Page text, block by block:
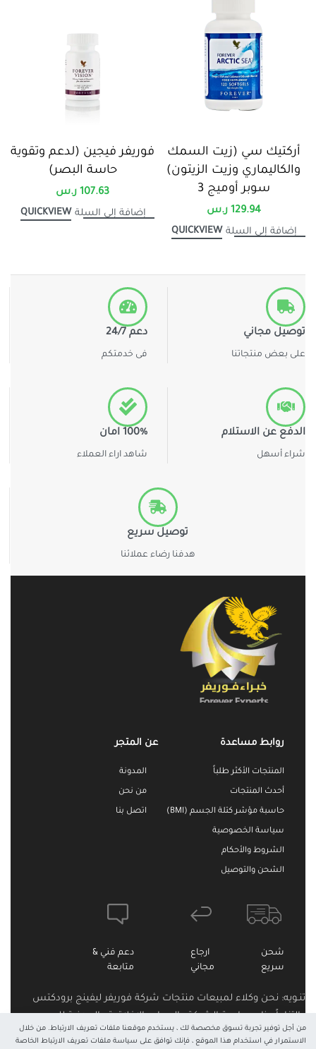
أركتيك سي (زيت السمك
والكاليماري وزيت الزيتون)
سوبر أوميج 3
129.94 ر.س
إضافة إلى السلة QUICKVIEW
فوريفر فيجين (لدعم وتقوية
حاسة البصر)
107.63 ر.س
إضافة إلى السلة QUICKVIEW
توصيل مجاني
على بعض منتجاتنا
دعم 24/7
فى خدمتكم
الدفع عن الاستلام
شراء أسهل
100% امان
شاهد اراء العملاء
توصيل سريع
هدفنا رضاء عملائنا
روابط مساعدة
المنتجات الأكثر طلباً
أحدث المنتجات
حاسبة مؤشر كتلة الجسم (BMI)
سياسة الخصوصية
الشروط والأحكام
الشحن والتوصيل
عن المتجر
المدونة
من نحن
اتصل بنا
شحن
سريع
ارجاع
مجاني
دعم فني &
متابعة
تنـويه: نحن وكلاء لمبيعات منتجات شركة فوريفر ليفينج برودكتس
وإلتزاماً منا بسياسة الشركة والمعايير الاخلاقية والمهنية للبيع
المباشر فننوه إلى أن هذا الموقع ليس الموقع الرسمي لشركة
من أجل توفير تجربة تسوق مخصصة لك ، يستخدم موقعنا ملفات تعريف الارتباط. من خلال
الاستمرار في استخدام هذا الموقع ، فإنك توافق على سياسة ملفات تعريف الارتباط الخاصة